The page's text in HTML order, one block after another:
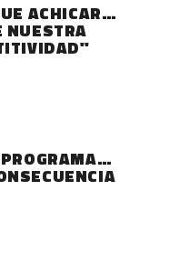
ACHICAR
NUESTRA